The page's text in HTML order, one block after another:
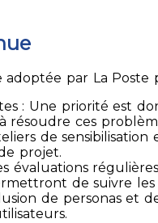
par La
: Une priorité est
résoudre ces
de
projet.
évaluations
de suivre
de personas